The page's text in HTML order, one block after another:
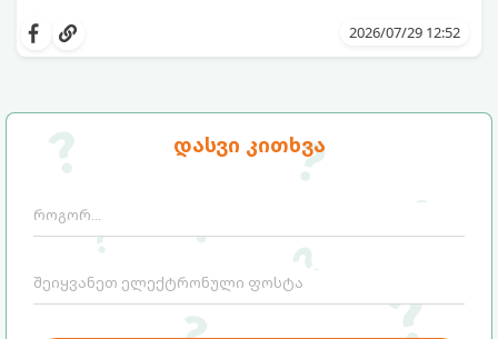
დასვი კითხვა
იშლება მნიშვნელოვანი გარიგებები,
ასეთ მომენტებში ადვილია
ეზოთერიკასა და ფსიქოლოგიაში ეს
ფენომენი ხშირად სხვანაირად
რეალური, მაგრამ ჯერ კიდევ უხილავი
საფრთხისგან შორს მივყავართ.
მომხდარი მარცხი სასჯელი კი არა,
სამყაროს მცდელობაა:
2026/07/29 12:52